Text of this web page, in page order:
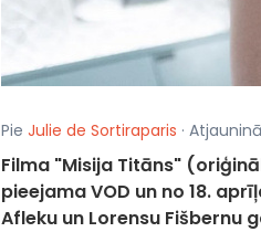
Pie Julie de Sortiraparis ·
Filma "Misija Titāns"
pieejama VOD un no 18.
Afleku un Lorensu Fišbernu